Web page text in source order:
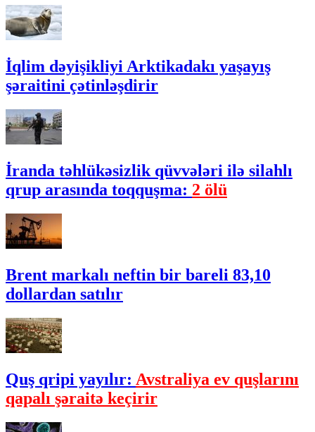
İqlim dəyişikliyi Arktikadakı yaşayış
şəraitini çətinləşdirir
İranda təhlükəsizlik qüvvələri ilə silahlı
qrup arasında toqquşma: 2 ölü
Brent markalı neftin bir bareli 83,10
dollardan satılır
Quş qripi yayılır: Avstraliya ev quşlarını
qapalı şəraitə keçirir